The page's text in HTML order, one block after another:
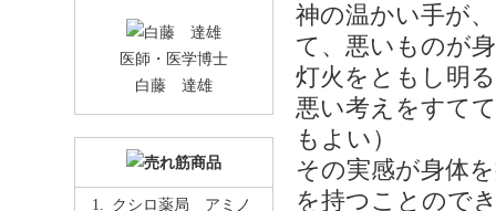
神の温かい手が
て、悪いものが
灯火をともし明
悪い考えをすて
もよい）
その実感が身体
を持つことので
医師・医学博士
白藤 達雄
クシロ薬局 アミノ